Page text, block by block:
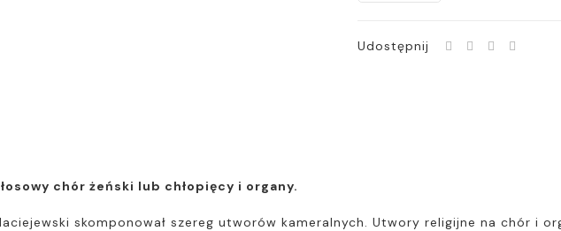
Udostępnij
chór żeński lub chłopięcy i organy.
skomponował szereg utworów kameralnych. Utwory religijne na chór i